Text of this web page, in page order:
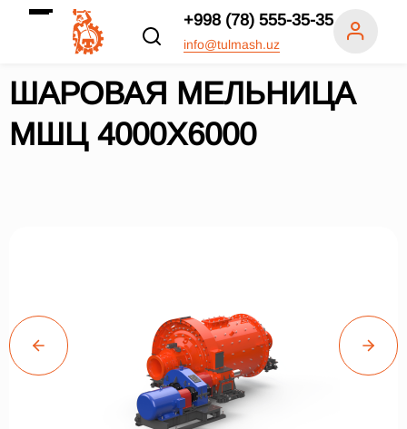
+998 (78) 555-35-35
info@tulmash.uz
ШАРОВАЯ МЕЛЬНИЦА
МШЦ 4000Х6000